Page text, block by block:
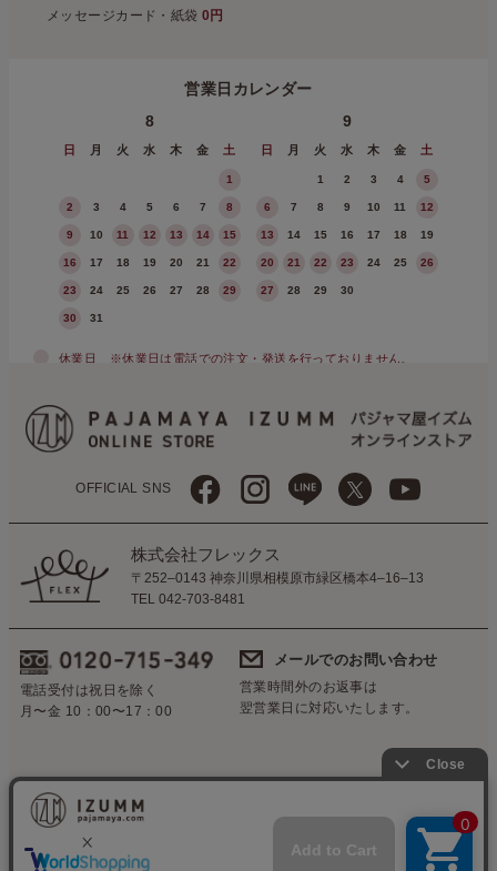
メッセージカード・紙袋0円
営業日カレンダー
8
日 月 火 水 木 金 土
1
2 3 4 5 6 7 8
9 10 11 12 13 14 15
16 17 18 19 20 21 22
23 24 25 26 27 28 29
30 31
9
日 月 火 水 木 金 土
1 2 3 4 5
6 7 8 9 10 11 12
13 14 15 16 17 18 19
20 21 22 23 24 25 26
27 28 29 30
休業日 ※休業日は電話での注文・発送を行っておりません。
OFFICIAL SNS
株式会社フレックス
〒252–0143 神奈川県相模原市緑区橋本4–16–13
TEL 042-703-8481
電話受付は祝日を除く
月〜金 10：00〜17：00
メールでのお問い合わせ
営業時間外のお返事は
翌営業日に対応いたします。
会社概要
個人情報の保護について TOP